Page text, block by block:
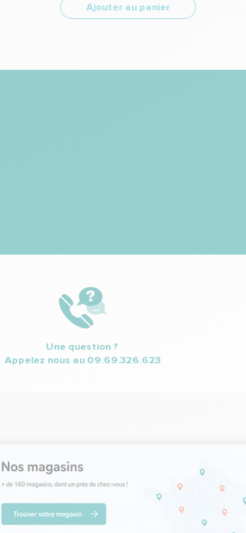
Ajouter au panier
Une question ?
Appelez nous au 09.69.326.623